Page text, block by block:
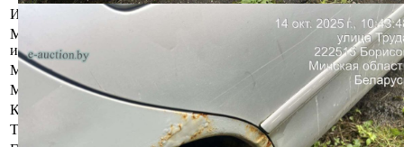
Информация о предмете торгов
Местоположение
имущества
Минская область, Борисовский р-н, г.
Марка
Модель
Коробка передач
Механическая
Тип кузова
Хетчбэк